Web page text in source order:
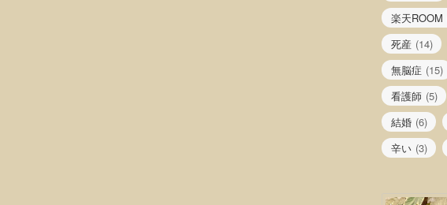
楽天ROOM
死産 (14)
無脳症 (15)
看護師 (5)
結婚 (6)
辛い (3)